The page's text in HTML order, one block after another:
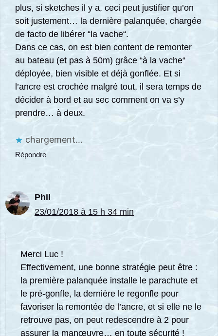
plus, si sketches il y a, ceci peut justifier qu’on
soit justement… la dernière palanquée, chargée
de facto de libérer “la vache“.
Dans ce cas, on est bien content de remonter
au bateau (et pas à 50m) grâce “à la vache“
déployée, bien visible et déjà gonflée. Et si
l’ancre est crochée malgré tout, il sera temps de
décider à bord et au sec comment on va s’y
prendre… à deux.
chargement…
Répondre
Phil
23/01/2018 à 15 h 34 min
Merci Luc !
Effectivement, une bonne stratégie peut être :
la première palanquée installe le parachute et
le pré-gonfle, la dernière le regonfle pour
favoriser la remontée de l’ancre, et si elle ne le
retrouve pas, on peut redescendre à 2 pour
assurer la manœuvre… en toute sécurité !